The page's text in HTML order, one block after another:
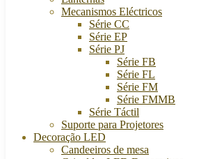
Mecanismos Eléctricos
Série CC
Série EP
Série PJ
Série FB
Série FL
Série FM
Série FMMB
Série Táctil
Suporte para Projetores
Decoração LED
Candeeiros de mesa